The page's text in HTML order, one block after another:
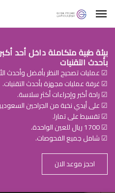
بيئة طبية متكاملة داخل أحد
بأحدث التقنيات
☑ عمليات تصحيح النظر بأفضل وأحدث
☑ غرفة عمليات مجهزة بأحدث التقنيات.
☑ راحة أكبر وإجراءات أكثر سلاسة.
☑ على أيدي نخبة من الجراحين
☑ تقسيط على تمارا.
☑ 1700 ريال للعين الواحدة.
☑ شامل جميع الفحوصات.
احجز موعد الان